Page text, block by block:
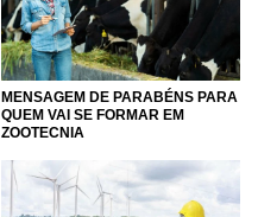
MENSAGEM DE PARABÉNS PARA
QUEM VAI SE FORMAR EM
ZOOTECNIA